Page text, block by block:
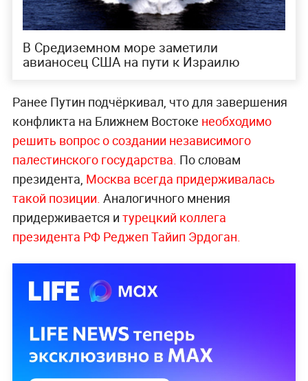
В Средиземном море заметили
авианосец США на пути к Израилю
Ранее Путин подчёркивал, что для завершения
конфликта на Ближнем Востоке необходимо
решить вопрос о создании независимого
палестинского государства. По словам
президента, Москва всегда придерживалась
такой позиции. Аналогичного мнения
придерживается и турецкий коллега
президента РФ Реджеп Тайип Эрдоган.